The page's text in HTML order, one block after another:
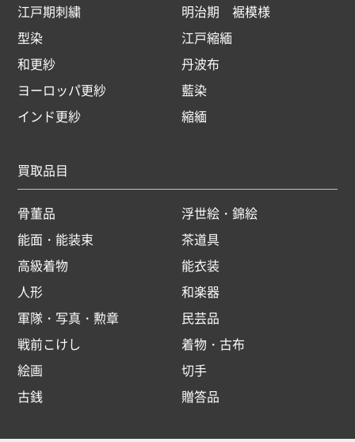
江戸期刺繍
明治期 裾模様
型染
江戸縮緬
和更紗
丹波布
ヨーロッパ更紗
藍染
インド更紗
縮緬
買取品目
骨董品
浮世絵・錦絵
能面・能装束
茶道具
高級着物
能衣装
人形
和楽器
軍隊・写真・勲章
民芸品
戦前こけし
着物・古布
絵画
切手
古銭
贈答品